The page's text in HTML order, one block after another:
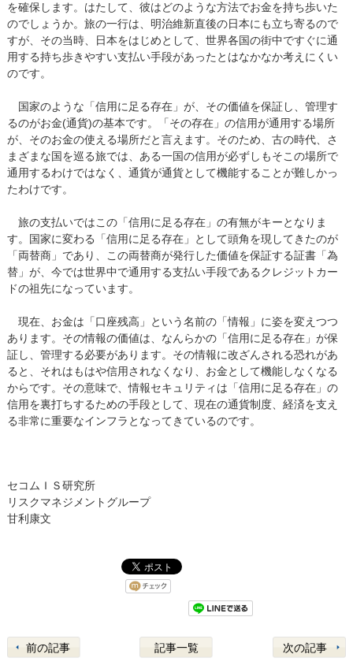
を確保します。はたして、彼はどのような方法でお金を持ち歩いた
のでしょうか。旅の一行は、明治維新直後の日本にも立ち寄るので
すが、その当時、日本をはじめとして、世界各国の街中ですぐに通
用する持ち歩きやすい支払い手段があったとはなかなか考えにくい
のです。
国家のような「信用に足る存在」が、その価値を保証し、管理す
るのがお金(通貨)の基本です。「その存在」の信用が通用する場所
が、そのお金の使える場所だと言えます。そのため、古の時代、さ
まざまな国を巡る旅では、ある一国の信用が必ずしもそこの場所で
通用するわけではなく、通貨が通貨として機能することが難しかっ
たわけです。
旅の支払いではこの「信用に足る存在」の有無がキーとなりま
す。国家に変わる「信用に足る存在」として頭角を現してきたのが
「両替商」であり、この両替商が発行した価値を保証する証書「為
替」が、今では世界中で通用する支払い手段であるクレジットカー
ドの祖先になっています。
現在、お金は「口座残高」という名前の「情報」に姿を変えつつ
あります。その情報の価値は、なんらかの「信用に足る存在」が保
証し、管理する必要があります。その情報に改ざんされる恐れがあ
ると、それはもはや信用されなくなり、お金として機能しなくなる
からです。その意味で、情報セキュリティは「信用に足る存在」の
信用を裏打ちするための手段として、現在の通貨制度、経済を支え
る非常に重要なインフラとなってきているのです。
セコムＩＳ研究所
リスクマネジメントグループ
甘利康文
前の記事 記事一覧 次の記事